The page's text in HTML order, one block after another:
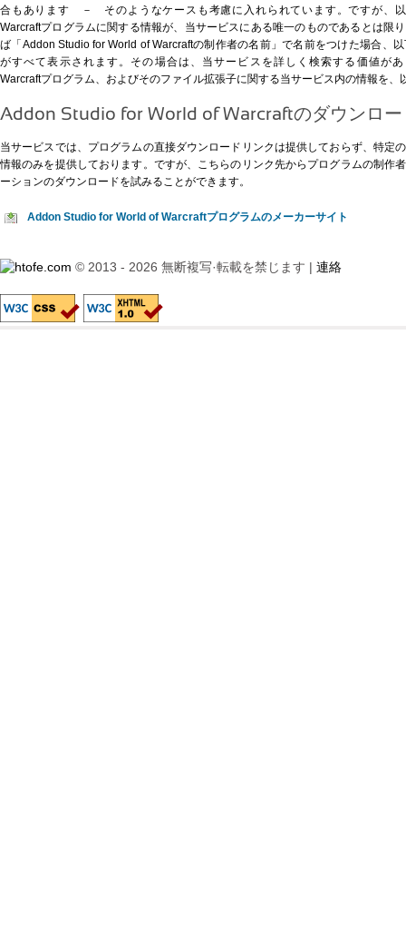
合もあります － そのようなケースも考慮に入れられています。ですが、以
Warcraftプログラムに関する情報が、当サービスにある唯一のものであるとは限
ば「Addon Studio for World of Warcraftの制作者の名前」で名前をつけた場合、
がすべて表示されます。その場合は、当サービスを詳しく検索する価値が
Warcraftプログラム、およびそのファイル拡張子に関する当サービス内の情報を、
Addon Studio for World of Warcraftのダウンロー
当サービスでは、プログラムの直接ダウンロードリンクは提供しておらず、特定
情報のみを提供しております。ですが、 こちらのリンク先からプログラムの制作
ーションのダウンロードを試みることができます。
Addon Studio for World of Warcraftプログラムのメーカーサイト
© 2013 - 2026 無断複写·転載を禁じます | 連絡